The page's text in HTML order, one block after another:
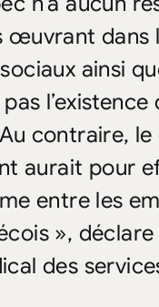
dans
ainsi
contraire,
aurait pour
entre les
»,
des